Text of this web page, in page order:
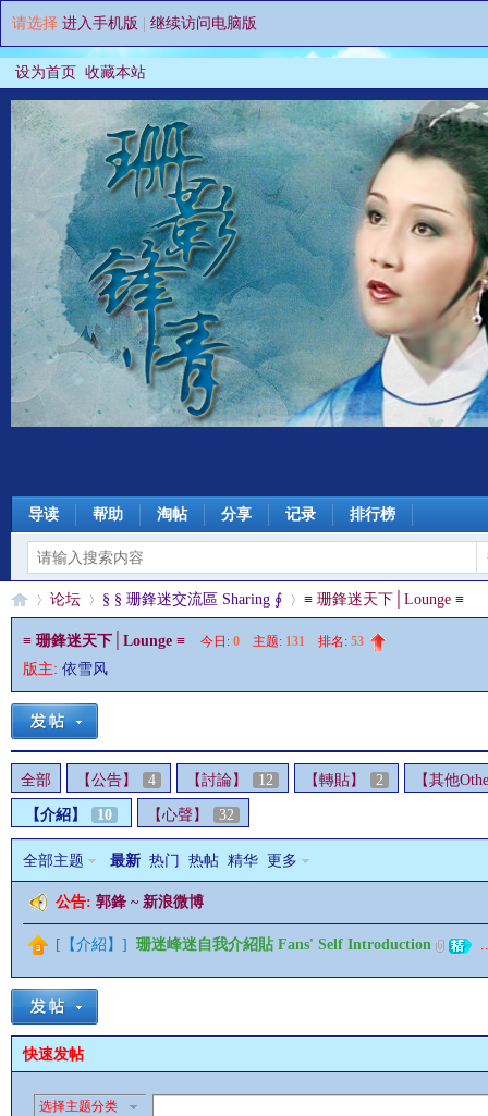
请选择 进入手机版 继续访问电脑版
设为首页 收藏本站
导读 帮助 淘帖 分享 记录 排行榜
§ »
论坛
›
§ § 珊鋒迷交流區 Sharing ∮
›
≡ 珊鋒迷天下│Lounge ≡
≡ 珊鋒迷天下│Lounge ≡ 今日: 0 主题: 131 排名: 53
版主: 依雪风
全部 【公告】 4 【討論】 12 【轉貼】 2 【其他
【介紹】 10 【心聲】 32
全部主题 最新 热门 热帖 精华 更多
公告: 郭鋒 ~ 新浪微博
[ 【介紹】 ] 珊迷峰迷自我介紹貼 Fans' Self Introduction
快速发帖
选择主题分类